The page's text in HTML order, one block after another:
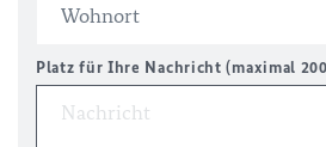
Platz für Ihre Nachricht (maximal